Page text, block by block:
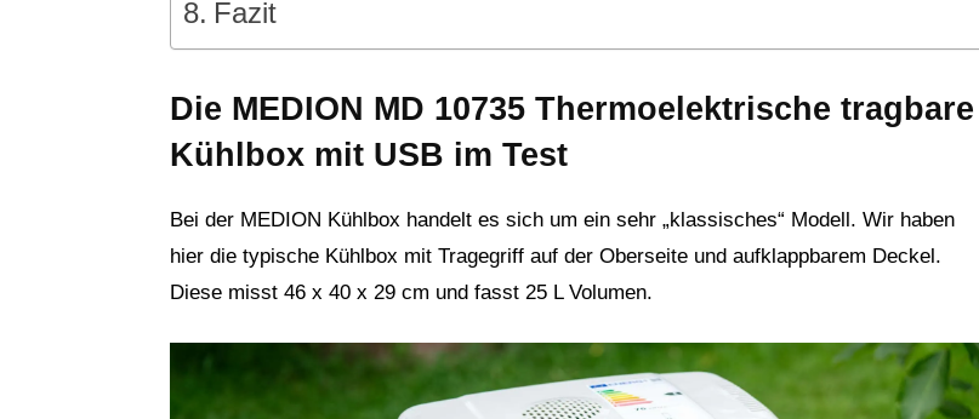
Fazit
Die MEDION MD 10735 Thermoelektrische tragbare
Kühlbox mit USB im Test
Bei der MEDION Kühlbox handelt es sich um ein sehr „klassisches“ Modell. Wir haben
hier die typische Kühlbox mit Tragegriff auf der Oberseite und aufklappbarem Deckel.
Diese misst 46 x 40 x 29 cm und fasst 25 L Volumen.